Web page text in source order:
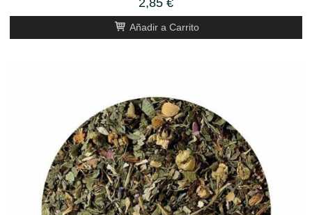
2,85 €
Añadir a Carrito